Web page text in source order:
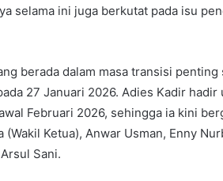
selama ini juga berkutat pada isu
berada dalam masa transisi
27 Januari 2026. Adies Kadir
Februari 2026, sehingga ia kini
Ketua), Anwar Usman, Enny
Sani.